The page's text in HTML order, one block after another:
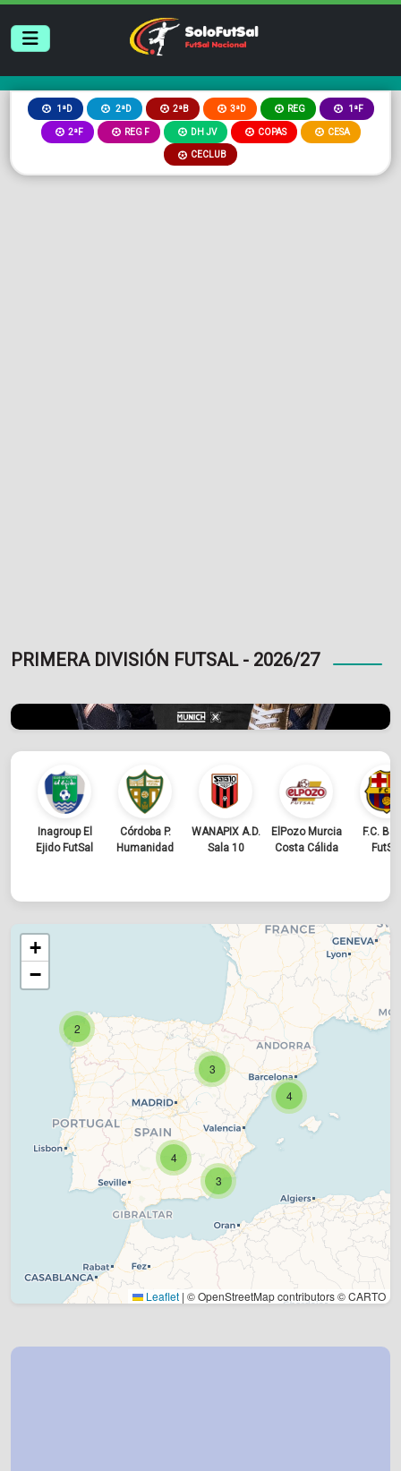
1ªD 2ªD 2ªB 3ªD REG 1ªF
2ªF REG F DH JV COPAS CESA
CECLUB
PRIMERA DIVISIÓN FUTSAL - 2026/27
Inagroup El
Ejido FutSal
Córdoba P.
Humanidad
WANAPIX A.D.
Sala 10
ElPozo Murcia
Costa Cálida
F.C.
FutSal
2
4
3
4
3
+
−
Leaflet | © OpenStreetMap contributors © CARTO